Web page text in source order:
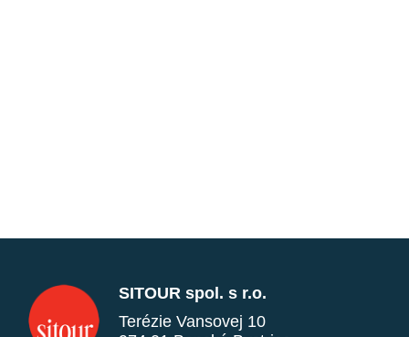
SITOUR spol. s r.o.
Terézie Vansovej 10